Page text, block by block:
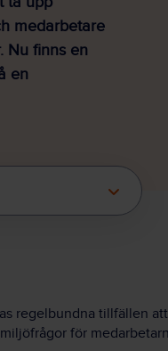
medarbetare
Nu finns en
en
regelbundna tillfällen
för